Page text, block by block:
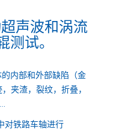
声波和涡流
试。
内部和外部缺陷（金
夹渣，裂纹，折叠，